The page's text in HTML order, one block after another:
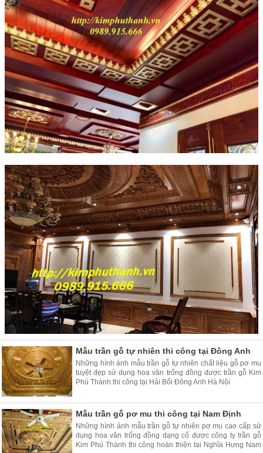
Mẫu trần gỗ tự nhiên thi công tại Đông Anh
Những hình ảnh mẫu trần gỗ tự nhiên chất liệu gỗ pơ mu
tuyệt đẹp sử dụng hoa văn trống đồng được trần gỗ Kim
Phú Thành thi công tại Hải Bối Đông Anh Hà Nội
Mẫu trần gỗ pơ mu thi công tại Nam Định
Những hình ảnh mẫu trần gỗ tự nhiên pơ mu cao cấp sử
dụng hoa văn trống đồng dạng cổ được công ty trần gỗ
Kim Phú Thành thi công hoàn thiện tại Nghĩa Hưng Nam